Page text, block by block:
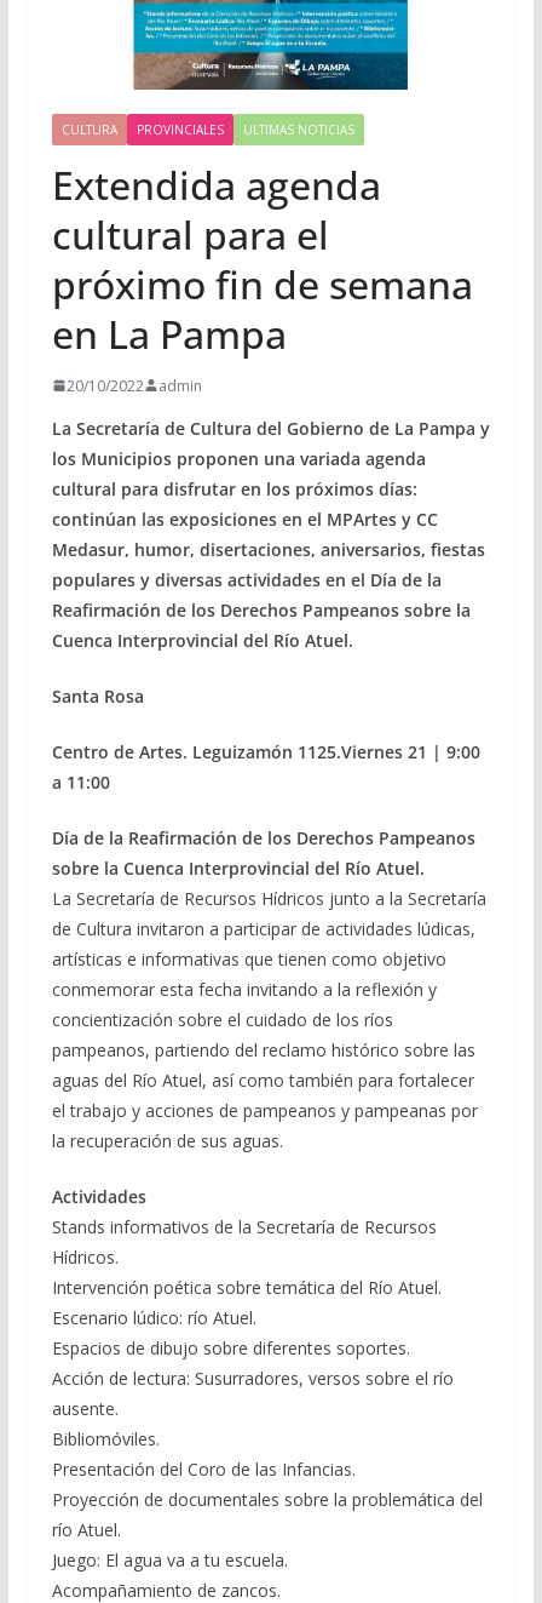
CULTURA PROVINCIALES ULTIMAS NOTICIAS
Extendida agenda
cultural para el
próximo fin de semana
en La Pampa
20/10/2022 admin
La Secretaría de Cultura del Gobierno de La Pampa y
los Municipios proponen una variada agenda
cultural para disfrutar en los próximos días:
continúan las exposiciones en el MPArtes y CC
Medasur, humor, disertaciones, aniversarios, fiestas
populares y diversas actividades en el Día de la
Reafirmación de los Derechos Pampeanos sobre la
Cuenca Interprovincial del Río Atuel.
Santa Rosa
Centro de Artes. Leguizamón 1125.Viernes 21 | 9:00
a 11:00
Día de la Reafirmación de los Derechos Pampeanos
sobre la Cuenca Interprovincial del Río Atuel.
La Secretaría de Recursos Hídricos junto a la Secretaría
de Cultura invitaron a participar de actividades lúdicas,
artísticas e informativas que tienen como objetivo
conmemorar esta fecha invitando a la reflexión y
concientización sobre el cuidado de los ríos
pampeanos, partiendo del reclamo histórico sobre las
aguas del Río Atuel, así como también para fortalecer
el trabajo y acciones de pampeanos y pampeanas por
la recuperación de sus aguas.
Actividades
Stands informativos de la Secretaría de Recursos
Hídricos.
Intervención poética sobre temática del Río Atuel.
Escenario lúdico: río Atuel.
Espacios de dibujo sobre diferentes soportes.
Acción de lectura: Susurradores, versos sobre el río
ausente.
Bibliomóviles.
Presentación del Coro de las Infancias.
Proyección de documentales sobre la problemática del
río Atuel.
Juego: El agua va a tu escuela.
Acompañamiento de zancos.